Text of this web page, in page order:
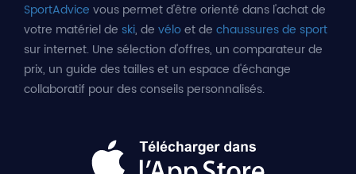
SportAdvice vous permet d'être orienté dans l'achat de
votre matériel de ski, de véloet de chaussures de sport
sur internet. Une sélection d'offres, un comparateur de
prix, un guide des tailles et un espace d'échange
collaboratif pour des conseils personnalisés.